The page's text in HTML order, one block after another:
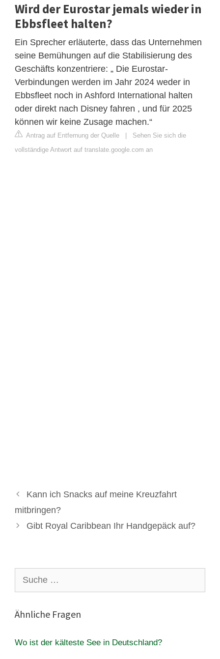
Wird der Eurostar jemals wieder in
Ebbsfleet halten?
Ein Sprecher erläuterte, dass das Unternehmen
seine Bemühungen auf die Stabilisierung des
Geschäfts konzentriere: „ Die Eurostar-
Verbindungen werden im Jahr 2024 weder in
Ebbsfleet noch in Ashford International halten
oder direkt nach Disney fahren , und für 2025
können wir keine Zusage machen.“
Antrag auf Entfernung der Quelle | Sehen Sie sich die
vollständige Antwort auf translate.google.com an
Kann ich Snacks auf meine Kreuzfahrt
mitbringen?
Gibt Royal Caribbean Ihr Handgepäck auf?
nach:
Ähnliche Fragen
Wo ist der kälteste See in Deutschland?